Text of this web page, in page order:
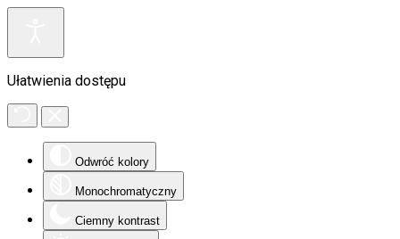
Ułatwienia dostępu
Odwróć kolory
Monochromatyczny
Ciemny kontrast